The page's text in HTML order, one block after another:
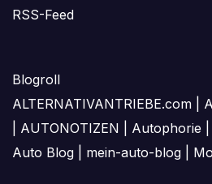
RSS-Feed
Blogroll
ALTERNATIVANTRIEBE.com
AUTONOTIZEN Autophorie
Auto Blog
mein-auto-blog